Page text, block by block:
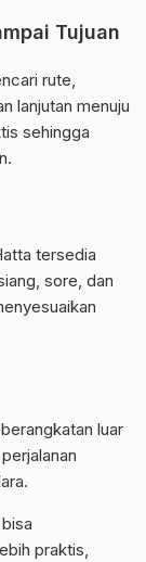
Tujuan
rute,
lanjutan menuju
sehingga
tersedia
sore, dan
luar
praktis,